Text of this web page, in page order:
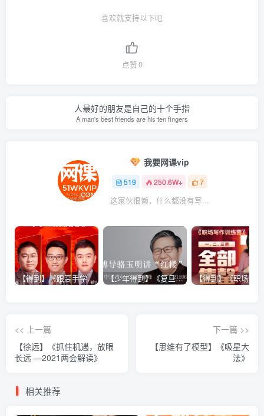
喜欢就支持以下吧
点赞0
人最好的朋友是自己的十个手指
A man's best friends are his ten fingers
我要网课vip
519 250.6W+ 7
这家伙很懒，什么都没有写...
【得到】《跟高手学销售系列课》 【少年得到】《复旦博导骆玉明讲“红楼”》
<< 上一篇
【徐远】《抓住机遇，放眼
长远 —2021两会解读》
下一篇 >>
【思维有了模型】《吸星大
法》
相关推荐